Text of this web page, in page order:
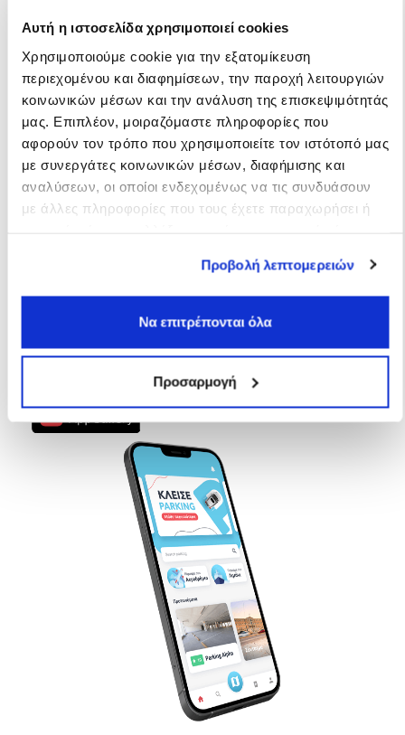
Αυτή η ιστοσελίδα χρησιμοποιεί cookies
Χρησιμοποιούμε cookie για την εξατομίκευση
περιεχομένου και διαφημίσεων, την παροχή λειτουργιών
κοινωνικών μέσων και την ανάλυση της επισκεψιμότητάς
μας. Επιπλέον, μοιραζόμαστε πληροφορίες που
αφορούν τον τρόπο που χρησιμοποιείτε τον ιστότοπό μας
με συνεργάτες κοινωνικών μέσων, διαφήμισης και
αναλύσεων, οι οποίοι ενδεχομένως να τις συνδυάσουν
με άλλες πληροφορίες που τους έχετε παραχωρήσει ή
Προβολή λεπτομερειών
Να επιτρέπονται όλα
Προσαρμογή
Τι σου προσφέρει το
ParkAround
Εγγύηση καλύτερης τιμής
Αποκλειστικές προσφορές
Άμεση επιβεβαίωση κράτησης
ΚΑΤΕΒΑΣΕ ΤΟ ΔΩΡΕΑΝ